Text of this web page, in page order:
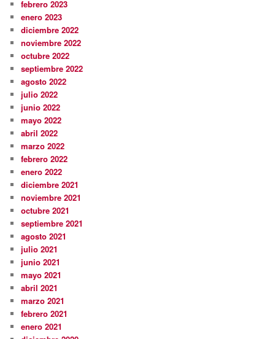
febrero 2023
enero 2023
diciembre 2022
noviembre 2022
octubre 2022
septiembre 2022
agosto 2022
julio 2022
junio 2022
mayo 2022
abril 2022
marzo 2022
febrero 2022
enero 2022
diciembre 2021
noviembre 2021
octubre 2021
septiembre 2021
agosto 2021
julio 2021
junio 2021
mayo 2021
abril 2021
marzo 2021
febrero 2021
enero 2021